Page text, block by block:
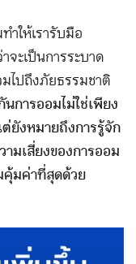
ให้เรารับมือ
ะเป็นการระบาด
ไปถึงภัยธรรมชาติ
การออมไม่ใช่เพียง
ยังหมายถึงการรู้จัก
มเสี่ยงของการออม
คุ้มค่าที่สุดด้วย